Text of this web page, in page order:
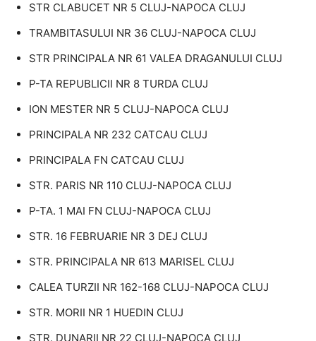
STR CLABUCET NR 5 CLUJ-NAPOCA CLUJ
TRAMBITASULUI NR 36 CLUJ-NAPOCA CLUJ
STR PRINCIPALA NR 61 VALEA DRAGANULUI CLUJ
P-TA REPUBLICII NR 8 TURDA CLUJ
ION MESTER NR 5 CLUJ-NAPOCA CLUJ
PRINCIPALA NR 232 CATCAU CLUJ
PRINCIPALA FN CATCAU CLUJ
STR. PARIS NR 110 CLUJ-NAPOCA CLUJ
P-TA. 1 MAI FN CLUJ-NAPOCA CLUJ
STR. 16 FEBRUARIE NR 3 DEJ CLUJ
STR. PRINCIPALA NR 613 MARISEL CLUJ
CALEA TURZII NR 162-168 CLUJ-NAPOCA CLUJ
STR. MORII NR 1 HUEDIN CLUJ
STR. DUNARII NR 22 CLUJ-NAPOCA CLUJ